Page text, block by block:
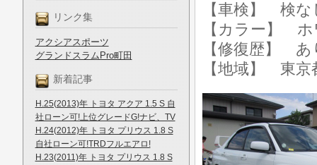
リンク集
アクシアスポーツ
グランドスラムPro町田
新着記事
H.25(2013)年 トヨタ アクア 1.5 S 自
社ローン可!上位グレードG!ナビ、TV
H.24(2012)年 トヨタ プリウス 1.8 S
自社ローン可!TRDフルエアロ!
H.23(2011)年 トヨタ プリウス 1.8 S
【車検】 検な
【カラー】
【修復歴】 あ
【地域】 東京